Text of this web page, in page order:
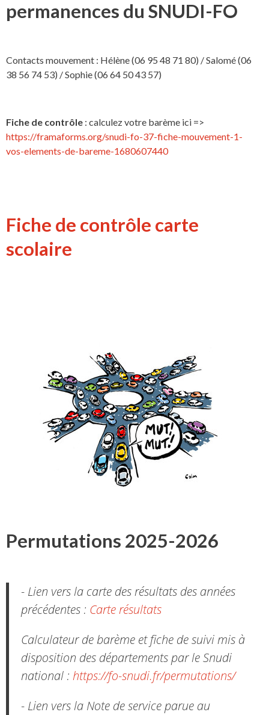
permanences du SNUDI-FO
Contacts mouvement : Hélène (06 95 48 71 80) / Salomé (06
38 56 74 53) / Sophie (06 64 50 43 57)
Fiche de contrôle : calculez votre barème ici =>
https://framaforms.org/snudi-fo-37-fiche-mouvement-1-
vos-elements-de-bareme-1680607440
Fiche de contrôle carte
scolaire
Permutations 2025-2026
- Lien vers la carte des résultats des années
précédentes : Carte résultats
Calculateur de barème et fiche de suivi mis à
disposition des départements par le Snudi
national : https://fo-snudi.fr/permutations/
- Lien vers la Note de service parue au